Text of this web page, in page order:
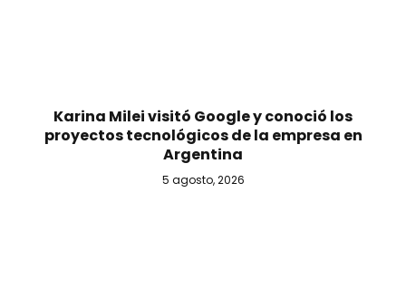
Karina Milei visitó Google y conoció los
proyectos tecnológicos de la empresa en
Argentina
5 agosto, 2026